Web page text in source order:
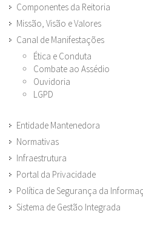
Componentes da Reitoria
Missão, Visão e Valores
Canal de Manifestações
Ética e Conduta
Combate ao Assédio
Ouvidoria
LGPD
Entidade Mantenedora
Normativas
Infraestrutura
Portal da Privacidade
Política de Segurança da
Sistema de Gestão Integrada